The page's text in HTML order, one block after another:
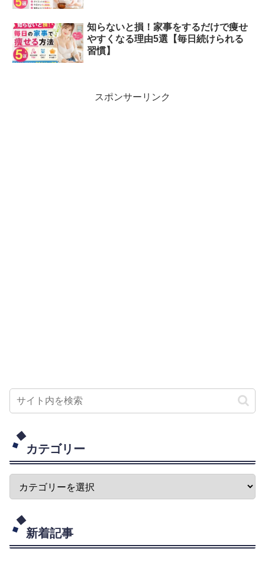
知らないと損！家事をするだけで痩せ
やすくなる理由5選【毎日続けられる
習慣】
スポンサーリンク
カテゴリー
新着記事